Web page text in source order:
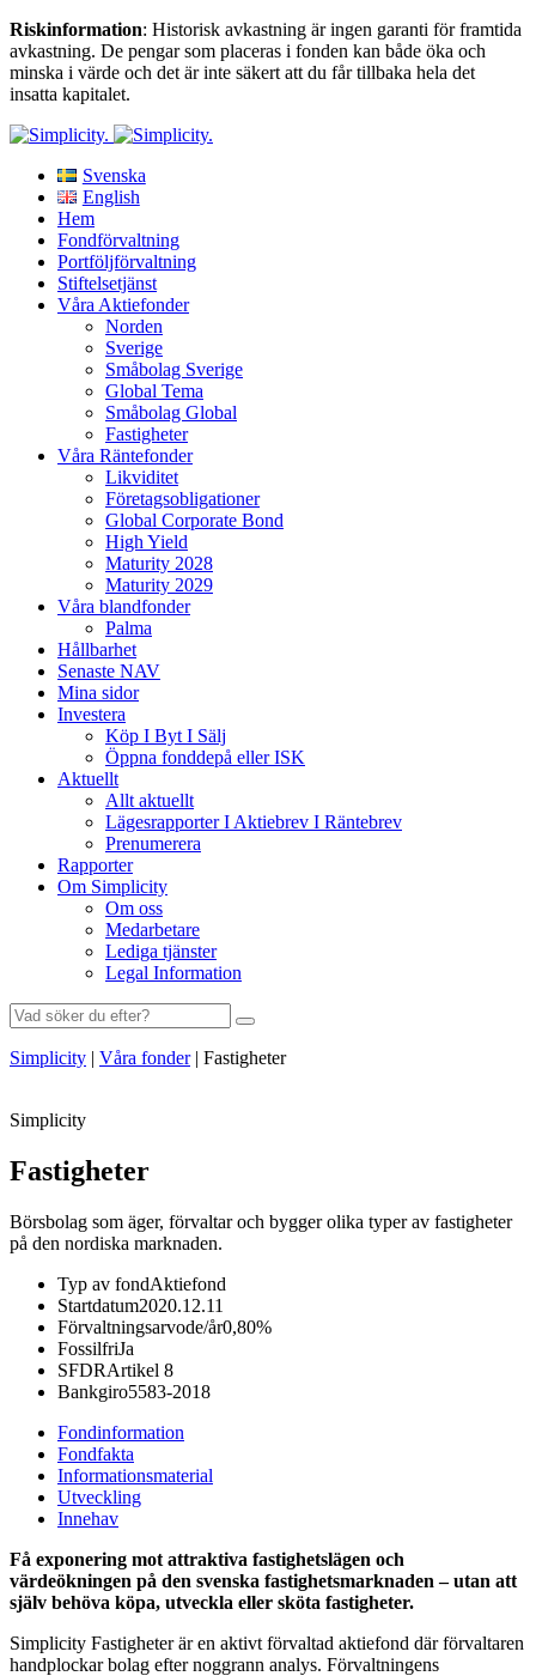
Riskinformation: Historisk avkastning är ingen garanti för framtida
avkastning. De pengar som placeras i fonden kan både öka och
minska i värde och det är inte säkert att du får tillbaka hela det
insatta kapitalet.
Svenska
English
Hem
Fondförvaltning
Portföljförvaltning
Stiftelsetjänst
Våra Aktiefonder
Norden
Sverige
Småbolag Sverige
Global Tema
Småbolag Global
Fastigheter
Våra Räntefonder
Likviditet
Företagsobligationer
Global Corporate Bond
High Yield
Maturity 2028
Maturity 2029
Våra blandfonder
Palma
Hållbarhet
Senaste NAV
Mina sidor
Investera
Köp I Byt I Sälj
Öppna fonddepå eller ISK
Aktuellt
Allt aktuellt
Lägesrapporter I Aktiebrev I Räntebrev
Prenumerera
Rapporter
Om Simplicity
Om oss
Medarbetare
Lediga tjänster
Legal Information
Sök
efter:
Simplicity | Våra fonder| Fastigheter
Simplicity
Fastigheter
Börsbolag som äger, förvaltar och bygger olika typer av fastigheter
på den nordiska marknaden.
Typ av fondAktiefond
Startdatum2020.12.11
Förvaltningsarvode/år0,80%
FossilfriJa
SFDRArtikel 8
Bankgiro5583-2018
Fondinformation
Fondfakta
Informationsmaterial
Utveckling
Innehav
Få exponering mot attraktiva fastighetslägen och
värdeökningen på den svenska fastighetsmarknaden – utan att
själv behöva köpa, utveckla eller sköta fastigheter.
Simplicity Fastigheter är en aktivt förvaltad aktiefond där förvaltaren
handplockar bolag efter noggrann analys. Förvaltningens